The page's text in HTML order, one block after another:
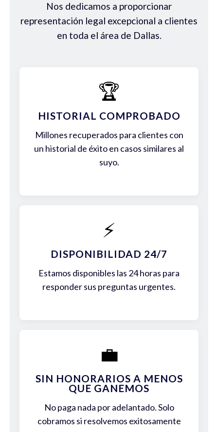
Nos dedicamos a proporcionar
representación legal excepcional a clientes
en toda el área de Dallas.
🏆
HISTORIAL COMPROBADO
Millones recuperados para clientes con
un historial de éxito en casos similares al
suyo.
⚡
DISPONIBILIDAD 24/7
Estamos disponibles las 24 horas para
responder sus preguntas urgentes.
💼
SIN HONORARIOS A MENOS
QUE GANEMOS
No paga nada por adelantado. Solo
cobramos si resolvemos exitosamente